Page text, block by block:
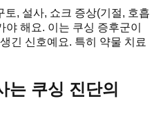
, 설사, 쇼크 증상(기절, 호흡
해요. 이는 쿠싱 증후군이
긴 신호예요. 특히 약물 치료
는 쿠싱 진단의